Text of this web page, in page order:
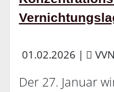
01.02.2026 |
Der 27. Januar